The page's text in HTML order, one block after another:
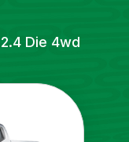
Die 4wd